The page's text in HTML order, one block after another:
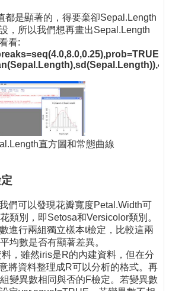
都是顯著的，得要棄卻Sepal.Length
，所以我們想再畫出Sepal.Length
看:
直方圖和常態曲線
們可以發現花瓣寬度Petal.Width可
類別，即Setosa和Versicolor類別。
進行兩組獨立樣本t檢定，比較這兩
均數是否有顯著差異。
，雖然iris是R的內建資料，但在分
將資料整理成R可以分析的格式。再
變異數相同與否的F檢定。若變異數